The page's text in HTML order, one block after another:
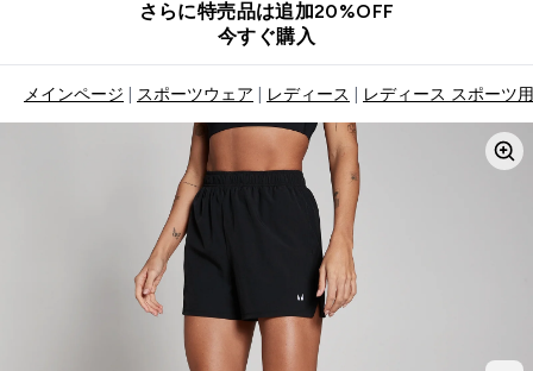
さらに特売品は追加20%OFF
今すぐ購入
メインページ スポーツウェア レディース レディース スポーツ